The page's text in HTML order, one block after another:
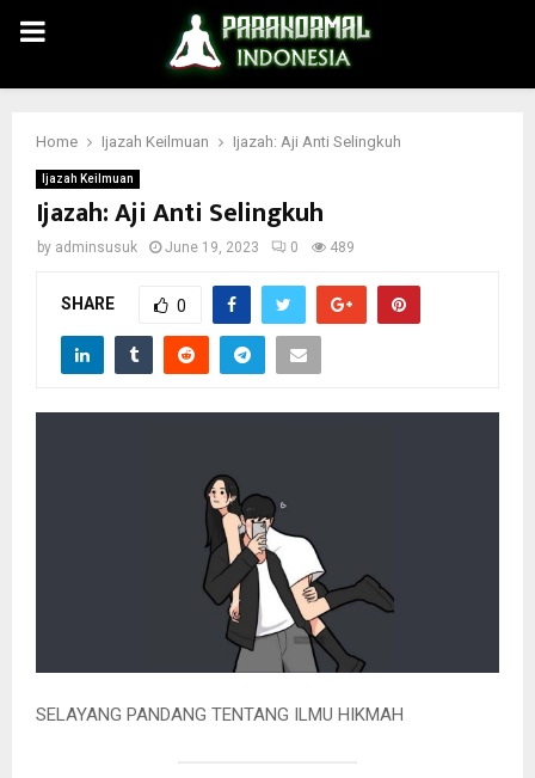
PRIMARY
MENU
Home Ijazah Keilmuan Ijazah: Aji Anti Selingkuh
Ijazah Keilmuan
Ijazah: Aji Anti Selingkuh
by adminsusuk June 19, 2023 0 489
SHARE 0
SELAYANG PANDANG TENTANG ILMU HIKMAH